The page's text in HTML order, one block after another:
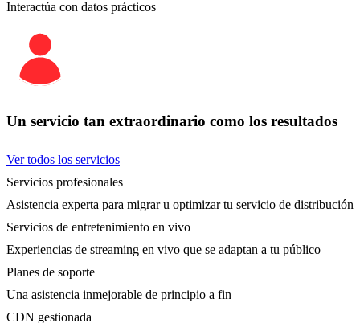
Interactúa con datos prácticos
Un servicio tan extraordinario como los resultados
Ver todos los servicios
Servicios profesionales
Asistencia experta para migrar u optimizar tu servicio de distribución
Servicios de entretenimiento en vivo
Experiencias de streaming en vivo que se adaptan a tu público
Planes de soporte
Una asistencia inmejorable de principio a fin
CDN gestionada